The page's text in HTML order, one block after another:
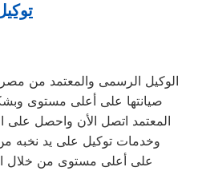
الوكيل الرسمى والمعتمد من مصر
صيانتها على أعلى مستوى
المعتمد اتصل الأن واحصل على
وخدمات توكيل على يد نخبه
على أعلى مستوى من خلال